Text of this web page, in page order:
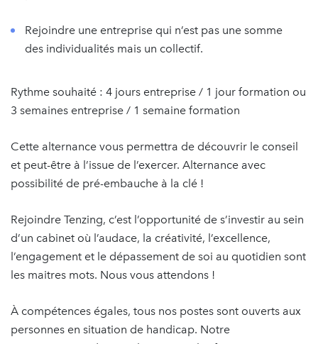
Rejoindre une entreprise qui n’est pas une somme
des individualités mais un collectif.
Rythme souhaité : 4 jours entreprise / 1 jour formation ou
3 semaines entreprise / 1 semaine formation
Cette alternance vous permettra de découvrir le conseil
et peut-être à l’issue de l’exercer. Alternance avec
possibilité de pré-embauche à la clé !
Rejoindre Tenzing, c’est l’opportunité de s’investir au sein
d’un cabinet où l’audace, la créativité, l’excellence,
l’engagement et le dépassement de soi au quotidien sont
les maitres mots. Nous vous attendons !
À compétences égales, tous nos postes sont ouverts aux
personnes en situation de handicap. Notre